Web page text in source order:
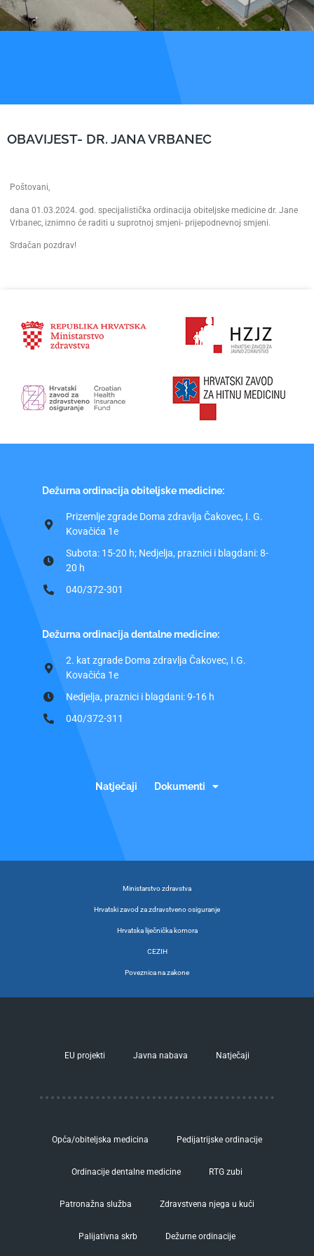
OBAVIJEST- DR. JANA VRBANEC
Poštovani,
dana 01.03.2024. god. specijalistička ordinacija obiteljske medicine dr. Jane
Vrbanec, iznimno će raditi u suprotnoj smjeni- prijepodnevnoj smjeni.
Srdačan pozdrav!
Dežurna ordinacija obiteljske medicine:
Prizemlje zgrade Doma zdravlja Čakovec, I. G.
Kovačića 1e
Subota: 15-20 h; Nedjelja, praznici i blagdani: 8-
20 h
040/372-301
Dežurna ordinacija dentalne medicine:
2. kat zgrade Doma zdravlja Čakovec, I.G.
Kovačića 1e
Nedjelja, praznici i blagdani: 9-16 h
040/372-311
Natječaji Dokumenti
Ministarstvo zdravstva
Hrvatski zavod za zdravstveno osiguranje
Hrvatska liječnička komora
CEZIH
Poveznica na zakone
EU projekti Javna nabava Natječaji
Opća/obiteljska medicina Pedijatrijske ordinacije
Ordinacije dentalne medicine RTG zubi
Patronažna služba Zdravstvena njega u kući
Palijativna skrb Dežurne ordinacije